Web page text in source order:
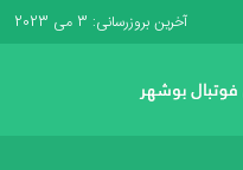
آخرین بروزرسانی: 3 می 2023